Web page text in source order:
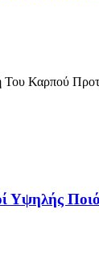
Καρπού
Υψηλής